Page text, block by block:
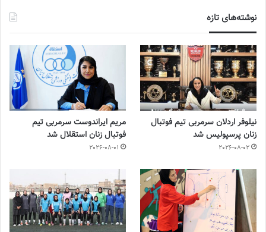
نوشته‌های تازه
نیلوفر اردلان سرمربی تیم فوتبال
زنان پرسپولیس شد
2026-08-02
مریم ایراندوست سرمربی تیم
فوتبال زنان استقلال شد
2026-08-01